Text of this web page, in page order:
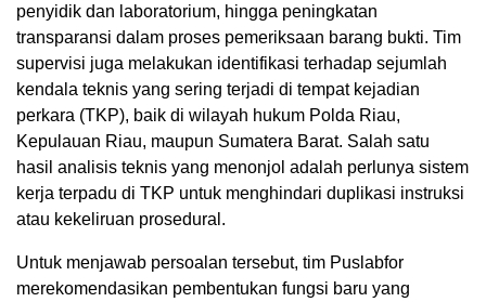
penyidik dan laboratorium, hingga peningkatan
transparansi dalam proses pemeriksaan barang bukti. Tim
supervisi juga melakukan identifikasi terhadap sejumlah
kendala teknis yang sering terjadi di tempat kejadian
perkara (TKP), baik di wilayah hukum Polda Riau,
Kepulauan Riau, maupun Sumatera Barat. Salah satu
hasil analisis teknis yang menonjol adalah perlunya sistem
kerja terpadu di TKP untuk menghindari duplikasi instruksi
atau kekeliruan prosedural.
Untuk menjawab persoalan tersebut, tim Puslabfor
merekomendasikan pembentukan fungsi baru yang